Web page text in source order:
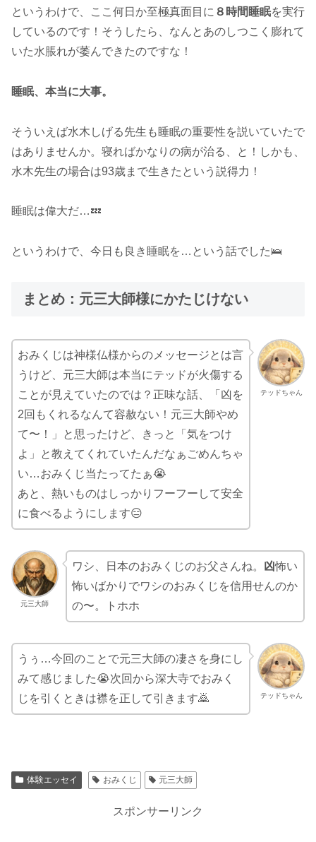
というわけで、ここ何日か至極真面目に ８時間睡眠を実行
しているのです！そうしたら、なんとあのしつこく膨れて
いた水脹れが萎んできたのですな！
睡眠、本当に大事。
そういえば水木しげる先生も睡眠の重要性を説いていたで
はありませんか。寝ればかなりの病が治る、と！しかも、
水木先生の場合は93歳まで生きたという説得力！
睡眠は偉大だ…💤
というわけで、今日も良き睡眠を…という話でした🛌
まとめ：元三大師様にかたじけない
テッドちゃん
おみくじは神様仏様からのメッセージとは言
うけど、元三大師は本当にテッドが火傷する
ことが見えていたのでは？正味な話、「凶を
2回もくれるなんて容赦ない！元三大師やめ
て〜！」と思ったけど、きっと「気をつけ
よ」と教えてくれていたんだなぁごめんちゃ
い…おみくじ当たってたぁ😭
あと、熱いものはしっかりフーフーして安全
に食べるようにします😑
元三大師
ワシ、日本のおみくじのお父さんね。 凶怖い
怖いばかりでワシのおみくじを信用せんのか
の〜。トホホ
テッドちゃん
うぅ…今回のことで元三大師の凄さを身にし
みて感じました😭次回から深大寺でおみく
じを引くときは襟を正して引きます🙇
体験エッセイ おみくじ 元三大師
スポンサーリンク